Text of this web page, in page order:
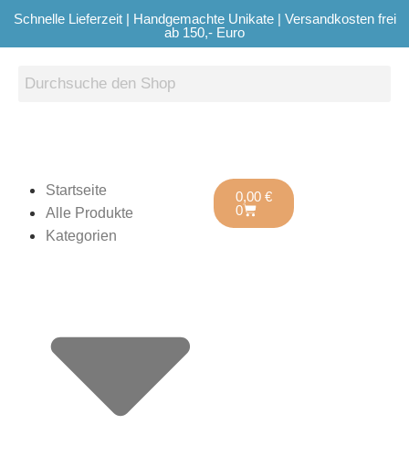
Schnelle Lieferzeit | Handgemachte Unikate | Versandkosten frei
ab 150,- Euro
Startseite
Alle Produkte
Kategorien
0,00 €
0